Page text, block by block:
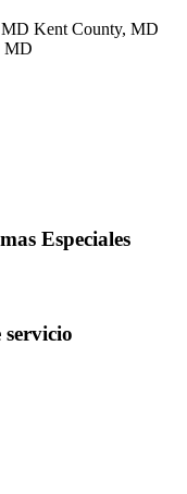
Kent County, MD
MD
Especiales
servicio